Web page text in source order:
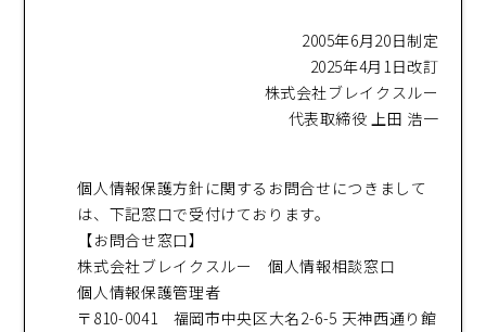
2005年6月20日制定
2025年4月1日改訂
株式会社ブレイクスルー
代表取締役 上田 浩一
個人情報保護方針に関するお問合せにつきまして
は、下記窓口で受付けております。
【お問合せ窓口】
株式会社ブレイクスルー 個人情報相談窓口
個人情報保護管理者
〒810-0041 福岡市中央区大名2-6-5 天神西通り館